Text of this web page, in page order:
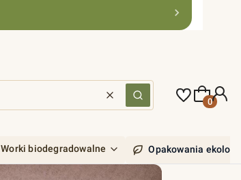
WyczyśćSzukaj
Produkty
Worki biodegradowalne Opakowania